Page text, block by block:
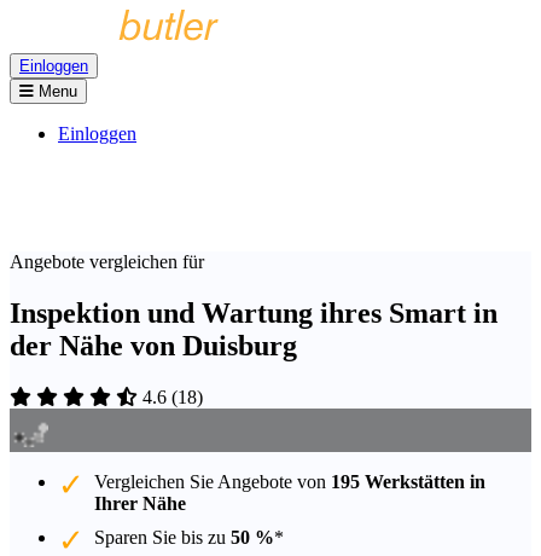
Einloggen
Menu
Einloggen
Angebote vergleichen für
Inspektion und Wartung ihres Smart in
der Nähe von Duisburg
4.6 (18)
Vergleichen Sie Angebote von 195 Werkstätten in
Ihrer Nähe
Sparen Sie bis zu 50 %*